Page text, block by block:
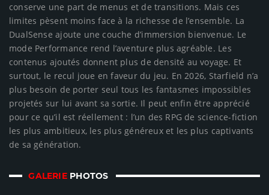
conserve une part de menus et de transitions. Mais ces
limites pèsent moins face à la richesse de l’ensemble. La
DualSense ajoute une couche d’immersion bienvenue. Le
mode Performance rend l’aventure plus agréable. Les
contenus ajoutés donnent plus de densité au voyage. Et
surtout, le recul joue en faveur du jeu. En 2026, Starfield n’a
plus besoin de porter seul tous les fantasmes impossibles
projetés sur lui avant sa sortie. Il peut enfin être apprécié
pour ce qu’il est réellement : l’un des RPG de science-fiction
les plus ambitieux, les plus généreux et les plus captivants
de sa génération.
GALERIEPHOTOS